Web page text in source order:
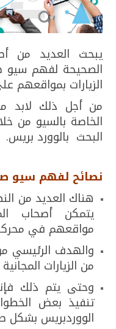
يبحث العديد من
الصحيحة لفهم
الزيارات بمواقعهم
من أجل ذلك لابد
الخاصة بالسيو من
البحث بالوورد بريس.
نصائح لفهم سيو
هناك العديد من
يتمكن أصحاب
مواقعهم في
والهدف الرئيسي
من الزيارات
وحتى يتم ذلك
تنفيذ بعض
الووردبريس بشكل